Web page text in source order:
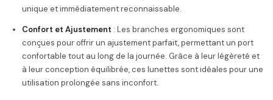
unique et immédiatement reconnaissable.
Confort et Ajustement : Les branches ergonomiques sont
conçues pour offrir un ajustement parfait, permettant un port
confortable tout au long de la journée. Grâce à leur légèreté et
à leur conception équilibrée, ces lunettes sont idéales pour une
utilisation prolongée sans inconfort.